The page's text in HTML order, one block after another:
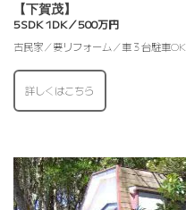
【下賀茂】
5SDK 1DK／500万円
古民家／要リフォーム／車３台駐車OK
詳しくはこちら